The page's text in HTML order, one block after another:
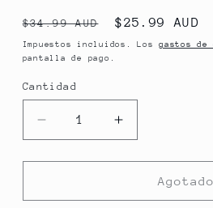
Precio
habitual
$34.99 AUD
Precio
de
$25.99 AUD
Impuestos incluidos. Losgastos de
pantalla de pago.
Cantidad
Cantidad
Reducir
cantidad
para
CONFIANZA
Aumentar
cantidad
para
HOLA
CONFIANZA
Agotado